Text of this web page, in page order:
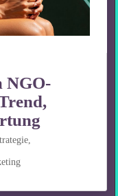
NGO-
,